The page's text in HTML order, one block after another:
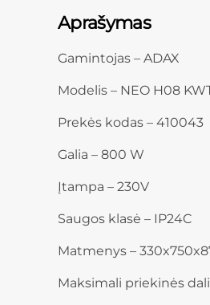
Aprašymas
Gamintojas – ADAX
Modelis – NEO H08
Prekės kodas – 410043
Galia – 800 W
Įtampa – 230V
Saugos klasė – IP24C
Matmenys –
Maksimali priekinės